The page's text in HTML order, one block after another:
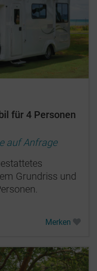
für 4 Personen
auf Anfrage
Grundriss und
Merken